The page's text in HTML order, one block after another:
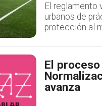
El reglamento
urbanos de
protección al
El
avanza